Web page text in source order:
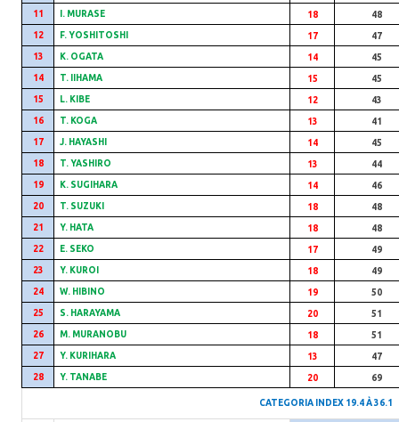
11 I. MURASE 18 48
12 F. YOSHITOSHI 17 47
13 K. OGATA 14 45
14 T. IIHAMA 15 45
15 L. KIBE 12 43
16 T. KOGA 13 41
17 J. HAYASHI 14 45
18 T. YASHIRO 13 44
19 K. SUGIHARA 14 46
20 T. SUZUKI 18 48
21 Y. HATA 18 48
22 E. SEKO 17 49
23 Y. KUROI 18 49
24 W. HIBINO 19 50
25 S. HARAYAMA 20 51
26 M. MURANOBU 18 51
27 Y. KURIHARA 13 47
28 Y. TANABE 20 69
CATEGORIA INDEX 19.4 À 36.1